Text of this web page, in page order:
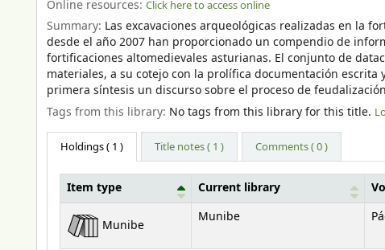
Online resources: Click here to access online
Summary: Las excavaciones arqueológicas realizadas en la
desde el año 2007 han proporcionado un compendio de
fortificaciones altomedievales asturianas. El conjunto de
materiales, a su cotejo con la prolífica documentación
primera síntesis un discurso sobre el proceso de
Tags from this library: No tags from this library for this title.
Holdings( 1 ) Title notes ( 1 ) Comments ( 0 )
Holdings
Item type Current library
Munibe
Munibe